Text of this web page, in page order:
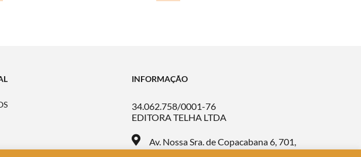
INFORMAÇÃO
34.062.758/0001-76
EDITORA TELHA LTDA
Av. Nossa Sra. de Copacabana 6, 701,